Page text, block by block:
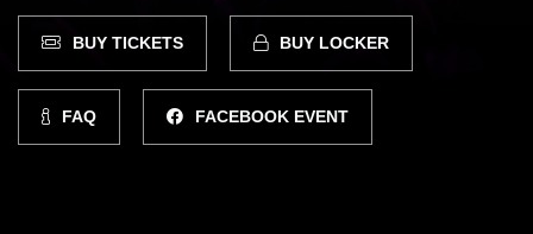
BUY TICKETS BUY LOCKER
FAQ FACEBOOK EVENT